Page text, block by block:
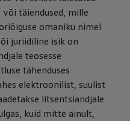
täiendused, mille
omaniku nimel
juriidiline isik on
teosesse
tähenduses
elektroonilist, suulist
litsentsiandjale
kuid mitte ainult,